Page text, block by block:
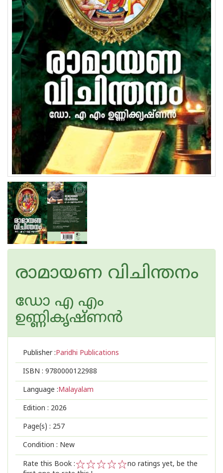
രാമായണ വിചിന്തനം
ഡോ എ എം
ഉണ്ണികൃഷ്ണന്‍
Publisher :Paridhi Publications
ISBN : 9780000122988
Language :Malayalam
Edition : 2026
Page(s) : 257
Condition : New
Rate this Book :
no ratings yet, be the